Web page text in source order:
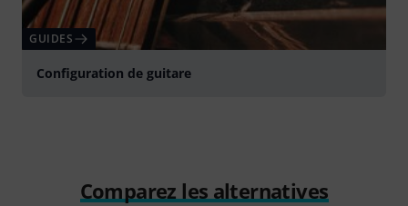
GUIDES
Configuration de guitare
Comparez les alternatives